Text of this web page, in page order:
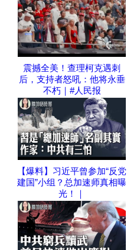
震撼全美！查理柯克遇刺
后，支持者怒吼：他将永垂
不朽｜#人民报
【爆料】习近平曾参加“反党
建国”小组？总加速师真相曝
光！｜